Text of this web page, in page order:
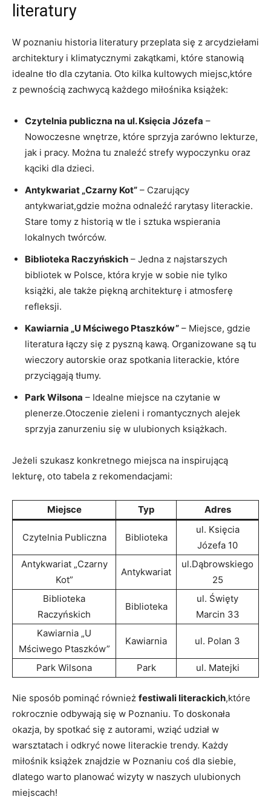
literatury
W poznaniu historia literatury przeplata się z arcydziełami
architektury i klimatycznymi zakątkami, które stanowią
idealne tło dla czytania. Oto kilka kultowych miejsc,które
z pewnością zachwycą każdego miłośnika książek:
Czytelnia publiczna na ul. Księcia Józefa –
Nowoczesne wnętrze, które sprzyja zarówno lekturze,
jak i pracy. Można tu znaleźć strefy wypoczynku oraz
kąciki dla dzieci.
Antykwariat „Czarny Kot” – Czarujący
antykwariat,gdzie można odnaleźć rarytasy literackie.
Stare tomy z historią w tle i sztuka wspierania
lokalnych twórców.
Biblioteka Raczyńskich – Jedna z najstarszych
bibliotek w Polsce, która kryje w sobie nie tylko
książki, ale także piękną architekturę i atmosferę
refleksji.
Kawiarnia „U Mściwego Ptaszków” – Miejsce, gdzie
literatura łączy się z pyszną kawą. Organizowane są tu
wieczory autorskie oraz spotkania literackie, które
przyciągają tłumy.
Park Wilsona – Idealne miejsce na czytanie w
plenerze.Otoczenie zieleni i romantycznych alejek
sprzyja zanurzeniu się w ulubionych książkach.
Jeżeli szukasz konkretnego miejsca na inspirującą
lekturę, oto tabela z rekomendacjami:
Miejsce Typ Adres
Czytelnia Publiczna Biblioteka
ul. Księcia
Józefa 10
Antykwariat „Czarny
Kot”
Antykwariat
ul.Dąbrowskiego
25
Biblioteka
Raczyńskich
Biblioteka
ul. Święty
Marcin 33
Kawiarnia „U
Mściwego Ptaszków”
Kawiarnia ul. Polan 3
Park Wilsona Park ul. Matejki
Nie sposób pominąć również festiwali literackich,które
rokrocznie odbywają się w Poznaniu. To doskonała
okazja, by spotkać się z autorami, wziąć udział w
warsztatach i odkryć nowe literackie trendy. Każdy
miłośnik książek znajdzie w Poznaniu coś dla siebie,
dlatego warto planować wizyty w naszych ulubionych
miejscach!